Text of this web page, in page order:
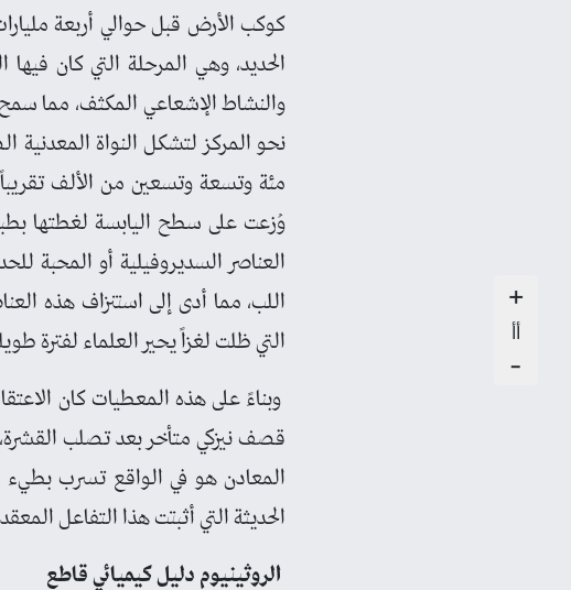
+
أأ
-
كوكب الأرض قبل حوالي أربعة
الحديد، وهي المرحلة التي كان
والنشاط الإشعاعي المكثف، مما سمح
نحو المركز لتشكل النواة
مئة وتسعة وتسعين من الألف
وُزعت على سطح اليابسة لغطتها
العناصر السديروفيلية أو المحبة
اللب، مما أدى إلى استنزاف هذه
التي ظلت لغزاً يحير العلماء لفترة
وبناءً على هذه المعطيات كان
قصف نيزكي متأخر بعد تصلب
المعادن هو في الواقع تسرب بطيء
الحديثة التي أثبتت هذا التفاعل
الروثينيوم دليل كيميائي قاطع